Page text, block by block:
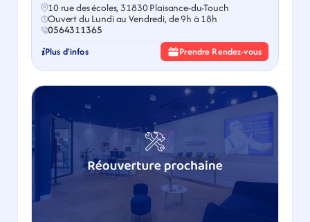
10 rue des écoles, 31830 Plaisance-du-Touch
Ouvert du Lundi au Vendredi, de 9h à 18h
0564311365
Plus d'infos Prendre Rendez-vous